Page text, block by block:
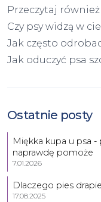
Przeczytaj
Czy psy widzą w
Jak często
Jak oduczyć psa
Ostatnie posty
Miękka kupa u psa
naprawdę pomoże
7.01.2026
Dlaczego pies
17.08.2025